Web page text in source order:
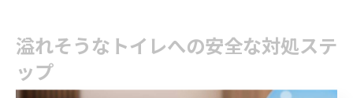
溢れそうなトイレへの安全な対処ステ
ップ